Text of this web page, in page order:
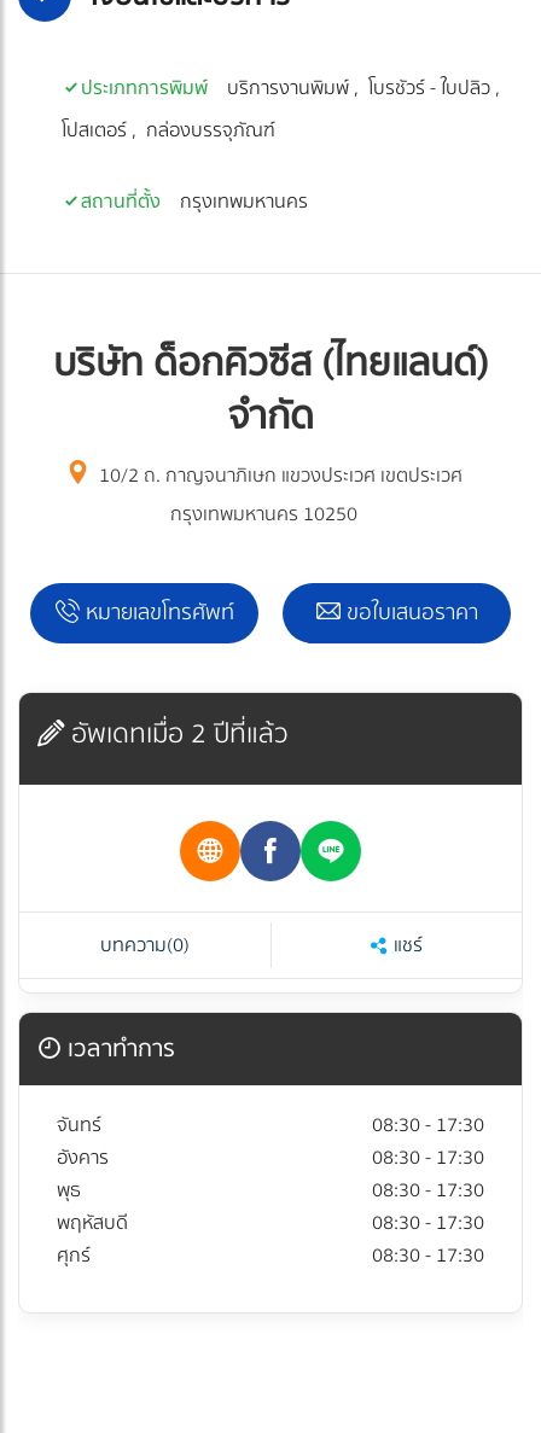
ประเภทการพิมพ์ บริการงานพิมพ์
โบรชัวร์ - ใบปลิว
โปสเตอร์
กล่องบรรจุภัณฑ์
สถานที่ตั้ง กรุงเทพมหานคร
บริษัท ด็อกคิวซีส (ไทยแลนด์)
จำกัด
10/2 ถ. กาญจนาภิเษก แขวงประเวศ เขตประเวศ
กรุงเทพมหานคร 10250
หมายเลขโทรศัพท์ ขอใบเสนอราคา
อัพเดทเมื่อ 2 ปีที่แล้ว
บทความ(0) แชร์
เวลาทำการ
จันทร์
08:30 - 17:30
อังคาร
08:30 - 17:30
พุธ
08:30 - 17:30
พฤหัสบดี
08:30 - 17:30
ศุกร์
08:30 - 17:30